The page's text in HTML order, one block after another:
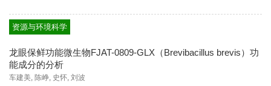
资源与环境科学
龙眼保鲜功能微生物FJAT-0809-GLX（Brevibacillus brevis）功
能成分的分析
车建美, 陈峥, 史怀, 刘波